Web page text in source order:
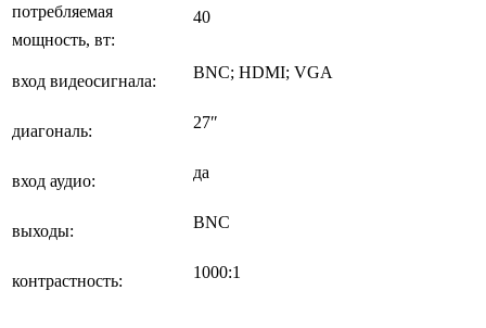
потребляемая
мощность, вт:
40
вход видеосигнала: BNC; HDMI; VGA
диагональ: 27″
вход аудио: да
выходы: BNC
контрастность: 1000:1